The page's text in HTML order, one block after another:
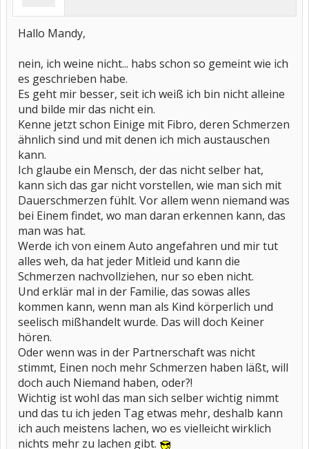
Hallo Mandy,
nein, ich weine nicht... habs schon so gemeint wie ich
es geschrieben habe.
Es geht mir besser, seit ich weiß ich bin nicht alleine
und bilde mir das nicht ein.
Kenne jetzt schon Einige mit Fibro, deren Schmerzen
ähnlich sind und mit denen ich mich austauschen
kann.
Ich glaube ein Mensch, der das nicht selber hat,
kann sich das gar nicht vorstellen, wie man sich mit
Dauerschmerzen fühlt. Vor allem wenn niemand was
bei Einem findet, wo man daran erkennen kann, das
man was hat.
Werde ich von einem Auto angefahren und mir tut
alles weh, da hat jeder Mitleid und kann die
Schmerzen nachvollziehen, nur so eben nicht.
Und erklär mal in der Familie, das sowas alles
kommen kann, wenn man als Kind körperlich und
seelisch mißhandelt wurde. Das will doch Keiner
hören.
Oder wenn was in der Partnerschaft was nicht
stimmt, Einen noch mehr Schmerzen haben läßt, will
doch auch Niemand haben, oder?!
Wichtig ist wohl das man sich selber wichtig nimmt
und das tu ich jeden Tag etwas mehr, deshalb kann
ich auch meistens lachen, wo es vielleicht wirklich
nichts mehr zu lachen gibt.